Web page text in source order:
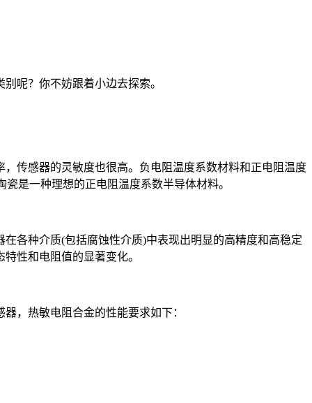
呢？你不妨跟着小边去探索。
传感器的灵敏度也很高。负电阻温度系数材料和正电阻温度
是一种理想的正电阻温度系数半导体材料。
各种介质(包括腐蚀性介质)中表现出明显的高精度和高稳定
性和电阻值的显著变化。
，热敏电阻合金的性能要求如下：